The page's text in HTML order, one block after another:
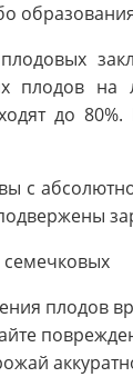
плодов на
до
с
плодов